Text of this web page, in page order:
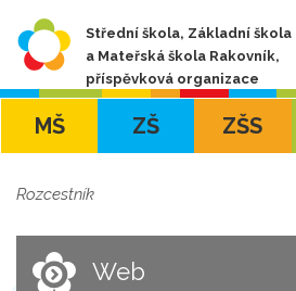
Střední škola, Základní škola
a Mateřská škola Rakovník,
příspěvková organizace
MŠ ZŠ ZŠS
Rozcestník
Web